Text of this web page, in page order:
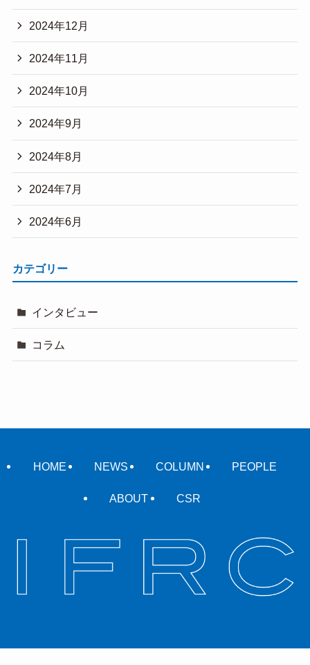
2024年12月
2024年11月
2024年10月
2024年9月
2024年8月
2024年7月
2024年6月
カテゴリー
インタビュー
コラム
HOME NEWS COLUMN PEOPLE
ABOUT CSR